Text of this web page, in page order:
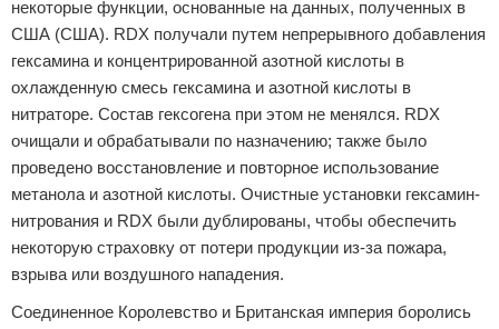
некоторые функции, основанные на данных, полученных в
США (США). RDX получали путем непрерывного добавления
гексамина и концентрированной азотной кислоты в
охлажденную смесь гексамина и азотной кислоты в
нитраторе. Состав гексогена при этом не менялся. RDX
очищали и обрабатывали по назначению; также было
проведено восстановление и повторное использование
метанола и азотной кислоты. Очистные установки гексамин-
нитрования и RDX были дублированы, чтобы обеспечить
некоторую страховку от потери продукции из-за пожара,
взрыва или воздушного нападения.
Соединенное Королевство и Британская империя боролись